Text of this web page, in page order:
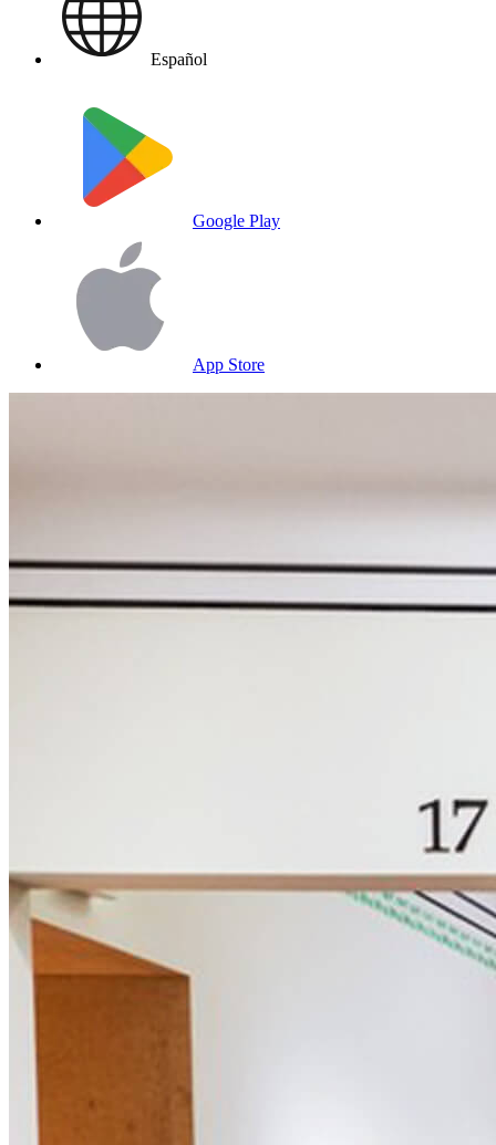
Español
Google Play
App Store